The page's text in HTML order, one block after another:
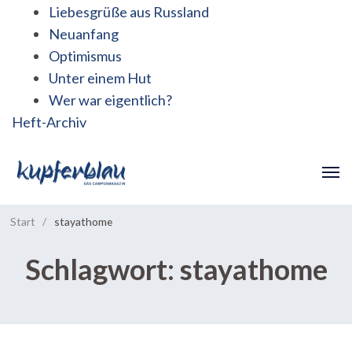
Liebesgrüße aus Russland
Neuanfang
Optimismus
Unter einem Hut
Wer war eigentlich?
Heft-Archiv
Start / stayathome
Schlagwort: stayathome